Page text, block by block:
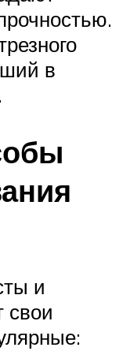
в
и
свои